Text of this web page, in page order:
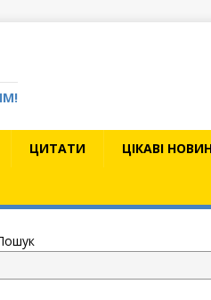
ЦИТАТИ ЦІКАВІ